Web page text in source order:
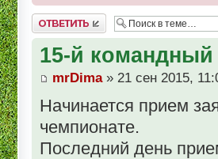
Комментировать
15-й
mrDima» 21 сен 2015,
Начинается прием
чемпионате.
Последний день